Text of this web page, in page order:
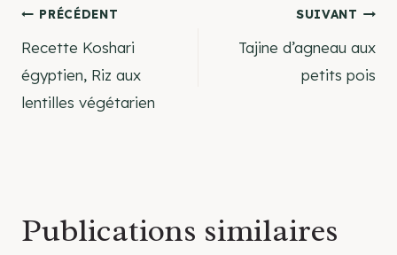
Navigation
de
l’article
PRÉCÉDENT
Recette Koshari
égyptien, Riz aux
lentilles végétarien
SUIVANT
Tajine d’agneau aux
petits pois
Publications similaires